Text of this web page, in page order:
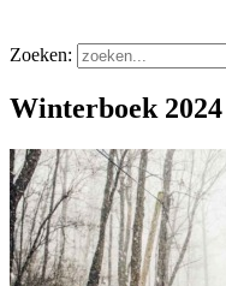
Zoeken:
Winterboek 2024